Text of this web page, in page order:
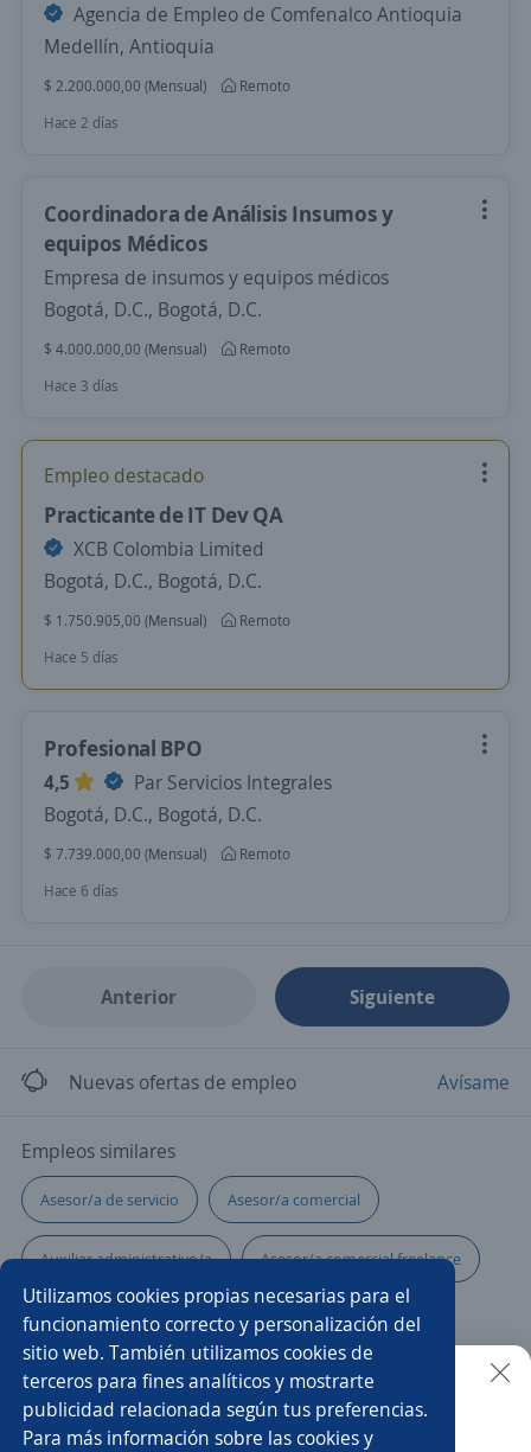
Utilizamos cookies propias necesarias para el
funcionamiento correcto y personalización del
sitio web. También utilizamos cookies de
terceros para fines analíticos y mostrarte
publicidad relacionada según tus preferencias.
Para más información sobre las cookies y
Agencia de Empleo de Comfenalco Antioquia
Medellín, Antioquia
$ 2.200.000,00 (Mensual)
Remoto
Hace 2 días
Coordinadora de Análisis Insumos y
equipos Médicos
Empresa de insumos y equipos médicos
Bogotá, D.C., Bogotá, D.C.
$ 4.000.000,00 (Mensual)
Remoto
Hace 3 días
Empleo destacado
Practicante de IT Dev QA
XCB Colombia Limited
Bogotá, D.C., Bogotá, D.C.
$ 1.750.905,00 (Mensual)
Remoto
Hace 5 días
Profesional BPO
4,5
Par Servicios Integrales
Bogotá, D.C., Bogotá, D.C.
$ 7.739.000,00 (Mensual)
Remoto
Hace 6 días
Anterior Siguiente
Nuevas ofertas de empleo Avísame
Empleos similares
Asesor/a de servicio Asesor/a comercial
Auxiliar administrativo/a Asesor/a comercial freelance
Mensajero/a motorizado/a Operador/a
Técnico/a mecánico Representante comercial
Cobrador mensajero Gerente tienda
Buscar es más fácil en la app